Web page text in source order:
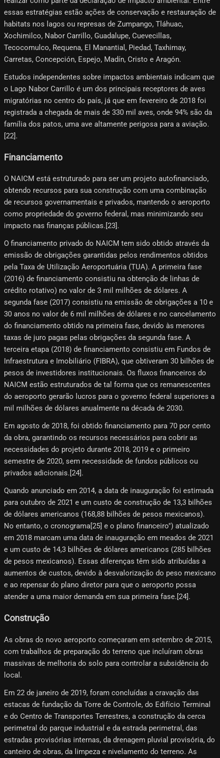
essas estratégias estão ações de conservação e restauração de
habitats nos lagos ou represas de Zumpango, Tláhuac,
Xochimilco, Nabor Carrillo, Guadalupe, Cuevecillas,
Tecocomulco, Requena, El Manantial, Piedad, Taxhimay,
Carretas, Concepción, Espejo, Madín, Cristo e Aragón.
Estudos independentes sobre impactos ambientais indicam que
o Lago Nabor Carrillo é um dos principais receptores de aves
migratórias no centro do país, já que em fevereiro de 2018 foi
registrada a chegada de mais de 330 mil aves, onde 94% são da
família dos patos, uma ave altamente perigosa para a aviação.
[22]​.
Financiamento
O NAICM está estruturado para ser um projeto autofinanciado,
obtendo recursos para sua construção com uma combinação
de recursos governamentais e privados, mantendo o aeroporto
como propriedade do governo federal, mas minimizando seu
impacto nas finanças públicas.[23]​.
O financiamento privado do NAICM tem sido obtido através da
emissão de obrigações garantidas pelos rendimentos obtidos
pela Taxa de Utilização Aeroportuária (TUA). A primeira fase
(2016) de financiamento consistiu na obtenção de linhas de
crédito rotativo) no valor de 3 mil milhões de dólares. A
segunda fase (2017) consistiu na emissão de obrigações a 10 e
30 anos no valor de 6 mil milhões de dólares e no cancelamento
do financiamento obtido na primeira fase, devido às menores
taxas de juro pagas pelas obrigações da segunda fase. A
terceira etapa (2018) de financiamento consistiu em Fundos de
Infraestrutura e Imobiliário (FIBRA), que obtiveram 30 bilhões de
pesos de investidores institucionais. Os fluxos financeiros do
NAICM estão estruturados de tal forma que os remanescentes
do aeroporto gerarão lucros para o governo federal superiores a
mil milhões de dólares anualmente na década de 2030.
Em agosto de 2018, foi obtido financiamento para 70 por cento
da obra, garantindo os recursos necessários para cobrir as
necessidades do projeto durante 2018, 2019 e o primeiro
semestre de 2020, sem necessidade de fundos públicos ou
privados adicionais.[24]​.
Quando anunciado em 2014, a data de inauguração foi estimada
para outubro de 2021 e um custo de construção de 13,3 bilhões
de dólares americanos (168,88 bilhões de pesos mexicanos).
No entanto, o cronograma[25]​ e o plano financeiro") atualizado
em 2018 marcam uma data de inauguração em meados de 2021
e um custo de 14,3 bilhões de dólares americanos (285 bilhões
de pesos mexicanos). Essas diferenças têm sido atribuídas a
aumentos de custos, devido à desvalorização do peso mexicano
e ao repensar do plano diretor para que o aeroporto possa
atender a uma maior demanda em sua primeira fase.[24]​.
Construção
As obras do novo aeroporto começaram em setembro de 2015,
com trabalhos de preparação do terreno que incluíram obras
massivas de melhoria do solo para controlar a subsidência do
local.
Em 22 de janeiro de 2019, foram concluídas a cravação das
estacas de fundação da Torre de Controle, do Edifício Terminal
e do Centro de Transportes Terrestres, a construção da cerca
perimetral do parque industrial e da estrada perimetral, das
estradas provisórias internas, da drenagem pluvial provisória, do
canteiro de obras, da limpeza e nivelamento do terreno. As